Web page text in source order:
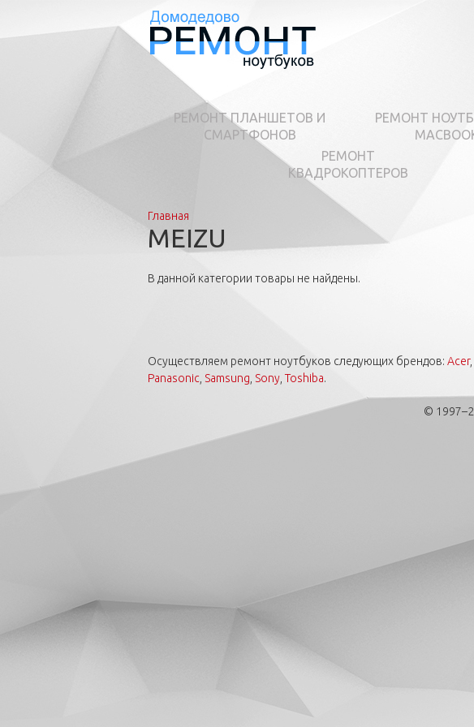
РЕМОНТ ПЛАНШЕТОВ И
СМАРТФОНОВ
РЕМОНТ
РЕМОНТ
КВАДРОКОПТЕРОВ
Вы здесь
Главная
MEIZU
В данной категории товары не найдены.
Осуществляем ремонт ноутбуков следующих брендов: Acer,
Panasonic Samsung Sony Toshiba.
©